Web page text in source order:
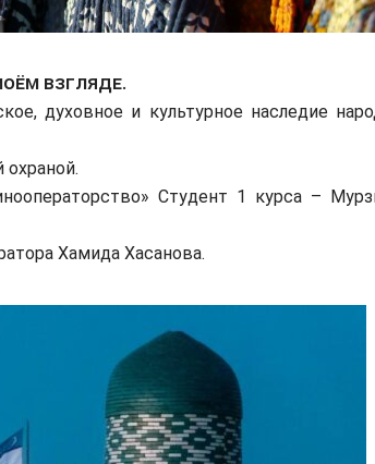
взгляде.
духовное и культурное наследие
охраной.
Студент 1 курса –
Хамида Хасановa.